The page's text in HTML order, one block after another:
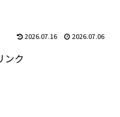
2026.07.16 2026.07.06
ンク